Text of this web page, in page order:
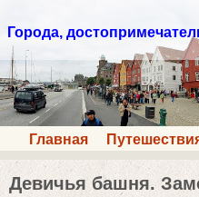
Города,
Главная
Девичья башня.